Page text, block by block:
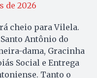
de 2026
cheio para Vilela.
Antônio do
dama, Gracinha
Social e Entrega
Tanto o